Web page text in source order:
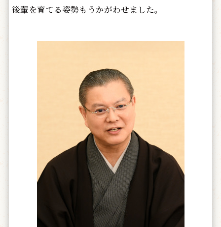
後輩を育てる姿勢もうかがわせました。